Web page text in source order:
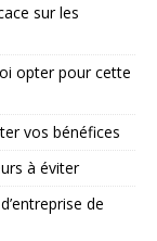
sur les
opter pour cette
vos bénéfices
à éviter
de